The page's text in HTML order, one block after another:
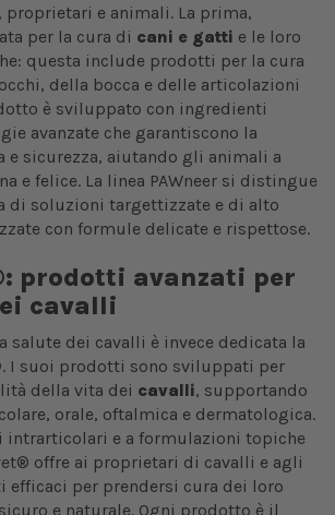
e animali. La prima,
per la cura di cani e gatti e le loro
questa include prodotti per la cura
della bocca e delle articolazioni
è sviluppato con ingredienti
avanzate che garantiscono la
e sicurezza, aiutando gli animali a
e felice. La linea PAWneer si distingue
di soluzioni targettizzate e di alto
con formule delicate e rispettose.
prodotti avanzati per
cavalli
salute dei cavalli è invece dedicata la
. I suoi prodotti sono sviluppati per
della vita dei cavalli, supportando
orale, oftalmica e dermatologica.
intrarticolari e a formulazioni topiche
offre ai proprietari di cavalli e agli
per prendersi cura dei loro
e naturale. Ogni prodotto è il